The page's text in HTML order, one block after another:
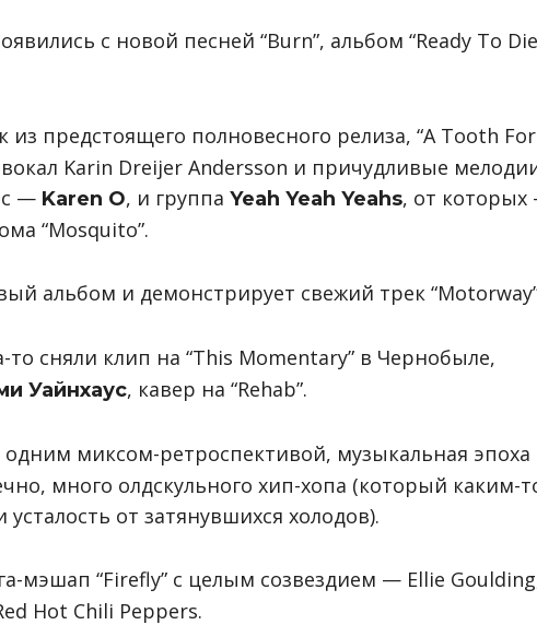
с новой песней “Burn”, альбом “Ready To
предстоящего полновесного релиза, “A Tooth For
Karin Dreijer Andersson и причудливые
— Karen O, и группа Yeah Yeah Yeahs, от
“Mosquito”.
альбом и демонстрирует свежий трек
то сняли клип на “This Momentary” в Чернобыле,
Уайнхаус, кавер на “Rehab”.
миксом-ретроспективой, музыкальная эпоха
много олдскульного хип-хопа (который каким-
от затянувшихся холодов).
мэшап “Firefly” с целым созвездием — Ellie
Hot Chili Peppers.